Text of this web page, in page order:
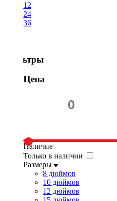
12
24
36
Фильтры
Цена
Наличие
Только в наличии
Размеры
8 дюймов
10 дюймов
12 дюймов